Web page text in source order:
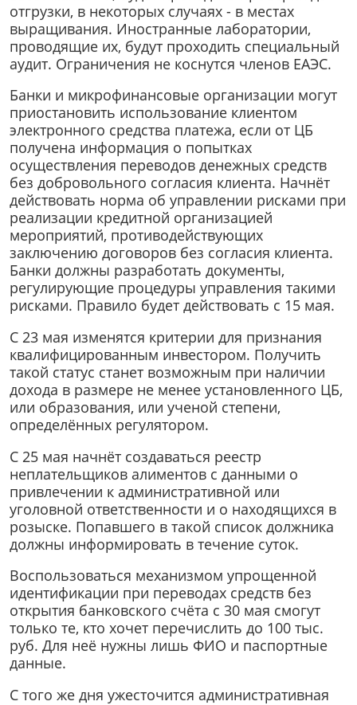
отгрузки, в некоторых случаях - в местах
выращивания. Иностранные лаборатории,
проводящие их, будут проходить специальный
аудит. Ограничения не коснутся членов ЕАЭС.
Банки и микрофинансовые организации могут
приостановить использование клиентом
электронного средства платежа, если от ЦБ
получена информация о попытках
осуществления переводов денежных средств
без добровольного согласия клиента. Начнёт
действовать норма об управлении рисками при
реализации кредитной организацией
мероприятий, противодействующих
заключению договоров без согласия клиента.
Банки должны разработать документы,
регулирующие процедуры управления такими
рисками. Правило будет действовать с 15 мая.
С 23 мая изменятся критерии для признания
квалифицированным инвестором. Получить
такой статус станет возможным при наличии
дохода в размере не менее установленного ЦБ,
или образования, или ученой степени,
определённых регулятором.
С 25 мая начнёт создаваться реестр
неплательщиков алиментов с данными о
привлечении к административной или
уголовной ответственности и о находящихся в
розыске. Попавшего в такой список должника
должны информировать в течение суток.
Воспользоваться механизмом упрощенной
идентификации при переводах средств без
открытия банковского счёта с 30 мая смогут
только те, кто хочет перечислить до 100 тыс.
руб. Для неё нужны лишь ФИО и паспортные
данные.
С того же дня ужесточится административная